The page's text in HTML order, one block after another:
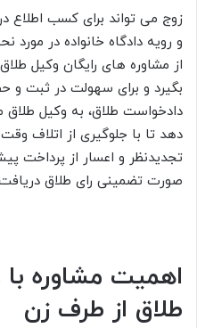
زوج می تواند برای کسب
و رویه دادگاه خانواده در
از مشاوره های رایگان وکیل
بگیرد و برای سهولت در ثبت و
دادخواست طلاق، به وکیل
دهد تا با جلوگیری از اتلاف
تجدیدنظر و اعسار از پرداخت
صورت تضمینی رای طلاق دریافت
اهمیت مشاوره
طلاق از طرف زن